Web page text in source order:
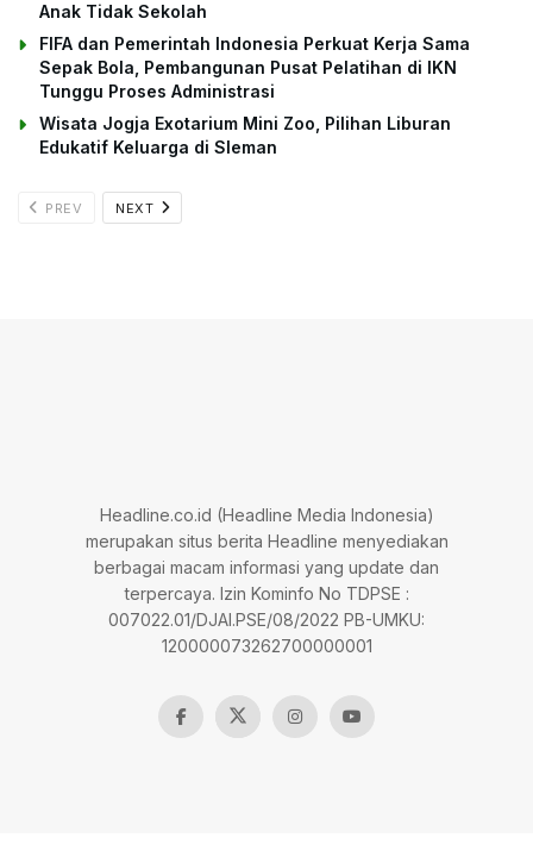
Anak Tidak Sekolah
FIFA dan Pemerintah Indonesia Perkuat Kerja Sama
Sepak Bola, Pembangunan Pusat Pelatihan di IKN
Tunggu Proses Administrasi
Wisata Jogja Exotarium Mini Zoo, Pilihan Liburan
Edukatif Keluarga di Sleman
PREV NEXT
Headline.co.id (Headline Media Indonesia)
merupakan situs berita Headline menyediakan
berbagai macam informasi yang update dan
terpercaya. Izin Kominfo No TDPSE :
007022.01/DJAI.PSE/08/2022 PB-UMKU:
120000073262700000001